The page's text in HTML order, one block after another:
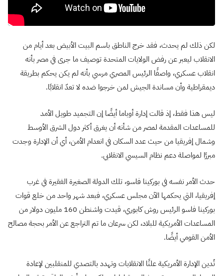
لكن ذلك لم يحدث، فقد خرج الناطق باسم البيت الأبيض بعد أيام من
الانقلاب ليعبر عن رفض الولايات المتحدة توصيف ما جرى في مصر بأنه
انقلاب عسكري، واصفًا الرئيس المصري مرسي بأنه لم يكن يحكم بطريقة
ديمقراطية وأن مساندة الجيش لمن خرجوا ضده لا تعدّ انقلابًا.
ليس هذا فقط، إذ قالت إدارة أوباما أيضًا إن التجميد طويل الأمد
للمساعدات المقدمة لمصر من شأنه أن يغرق أكثر دول الشرق الأوسط
وشمال إفريقيا من حيث عدد السكان في انعدام الأمن، أي أن الإدارة وجدت
مبررًا لمواصلة دعم نظام السيسي الانقلابي.
حدث الأمر نفسه في بوركينا فاسو، تلك الدولة الصغيرة الفقيرة في غرب
إفريقيا، التي يحكمها الآن مجلس عسكري، فبعد شهر واحد من خلع قوات
بوركينا فاسو الرئيس روش كابوري، قيدت واشنطن 160 مليون دولار من
المساعدات الأمريكية للبلاد، لكن سرعان ما تم التراجع عن الأمر بحجة مصالح
الأمن القومي أيضًا.
تُدين الإدارة الأمريكية علنًا الانقلابات وتهدد بالتصدي للمنقلبين لإعادة